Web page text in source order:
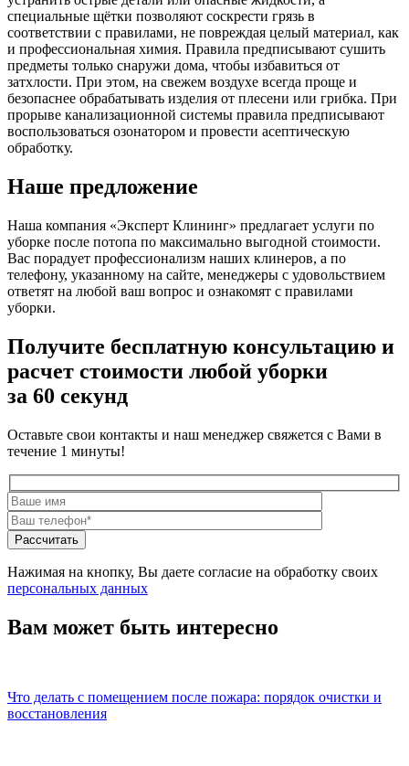
специальные щётки позволяют соскрести грязь в
соответствии с правилами, не повреждая целый материал, как
и профессиональная химия. Правила предписывают сушить
предметы только снаружи дома, чтобы избавиться от
затхлости. При этом, на свежем воздухе всегда проще и
безопаснее обрабатывать изделия от плесени или грибка. При
прорыве канализационной системы правила предписывают
воспользоваться озонатором и провести асептическую
обработку.
Наше предложение
Наша компания «Эксперт Клининг» предлагает услуги по
уборке после потопа по максимально выгодной стоимости.
Вас порадует профессионализм наших клинеров, а по
телефону, указанному на сайте, менеджеры с удовольствием
ответят на любой ваш вопрос и ознакомят с правилами
уборки.
Получите бесплатную консультацию и
расчет стоимости любой уборки
за 60 секунд
Оставьте свои контакты и наш менеджер свяжется с Вами в
течение 1 минуты!
Нажимая на кнопку, Вы даете согласие на обработку своих
персональных данных
Вам может быть интересно
Что делать с помещением после пожара: порядок очистки и
восстановления